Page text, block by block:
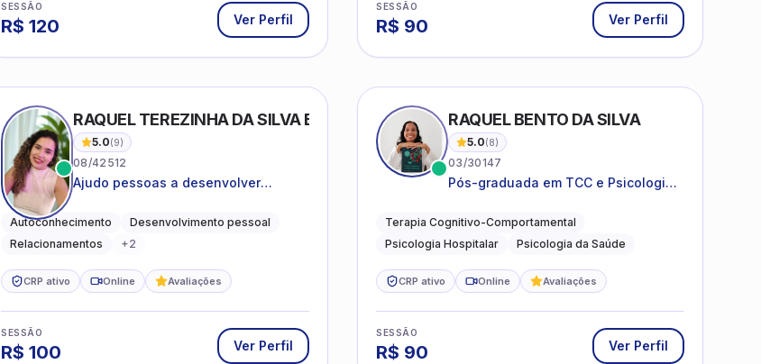
SESSÃO
R$ 120 Ver Perfil
SESSÃO
R$ 90 Ver Perfil
RAQUEL TEREZINHA DA SILVA BIONDI
5.0(9)
08/42512
Ajudo pessoas a desenvolver
saudáveis
Autoconhecimento
Desenvolvimento pessoal
Relacionamentos
+2
CRP ativo Online Avaliações
SESSÃO
R$ 100 Ver Perfil
RAQUEL BENTO DA SILVA
5.0(8)
03/30147
Pós-graduada em TCC e Psicologia
Terapia Cognitivo-Comportamental
Psicologia Hospitalar
Psicologia da Saúde
CRP ativo Online Avaliações
SESSÃO
R$ 90 Ver Perfil